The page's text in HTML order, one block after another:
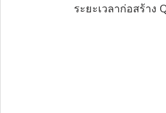
ระยะเวลาก่อสร้าง